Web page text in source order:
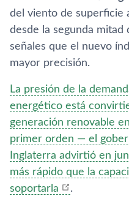
del viento de superficie
desde la segunda mitad
señales que el nuevo
mayor precisión.
La presión de la
energético está
generación renovable
primer orden — el
Inglaterra advirtió en
más rápido que la
soportarla
.